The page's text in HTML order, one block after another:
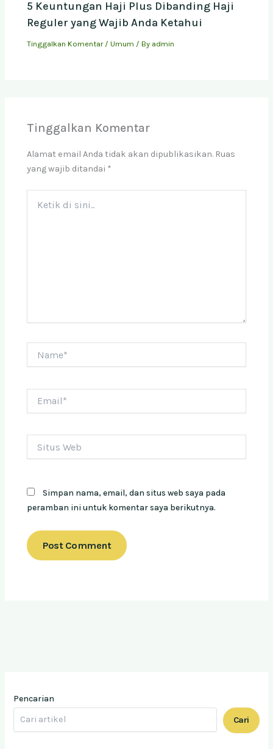
5 Keuntungan Haji Plus Dibanding Haji
Reguler yang Wajib Anda Ketahui
Tinggalkan Komentar /Umum / By admin
Tinggalkan Komentar
Alamat email Anda tidak akan dipublikasikan. Ruas
yang wajib ditandai *
Web
Simpan nama, email, dan situs web saya pada
peramban ini untuk komentar saya berikutnya.
Pencarian
Cari